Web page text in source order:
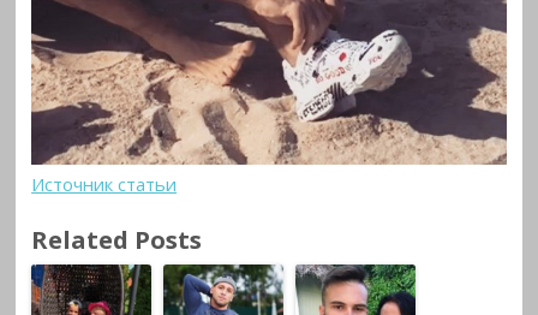
Источник статьи
Related Posts